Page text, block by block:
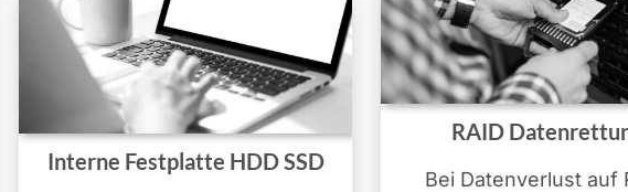
Interne Festplatte HDD SSD
RAID
Bei Datenverlust auf